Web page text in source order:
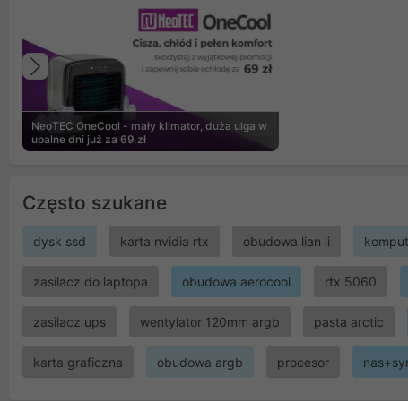
NeoTEC OneCool - mały klimator, duża ulga w
upalne dni już za 69 zł
Poprzedni
Często szukane
dysk ssd karta nvidia rtx obudowa lian li
zasilacz do laptopa obudowa aerocool rtx 5060
zasilacz ups wentylator 120mm argb pasta arctic
karta graficzna obudowa argb procesor